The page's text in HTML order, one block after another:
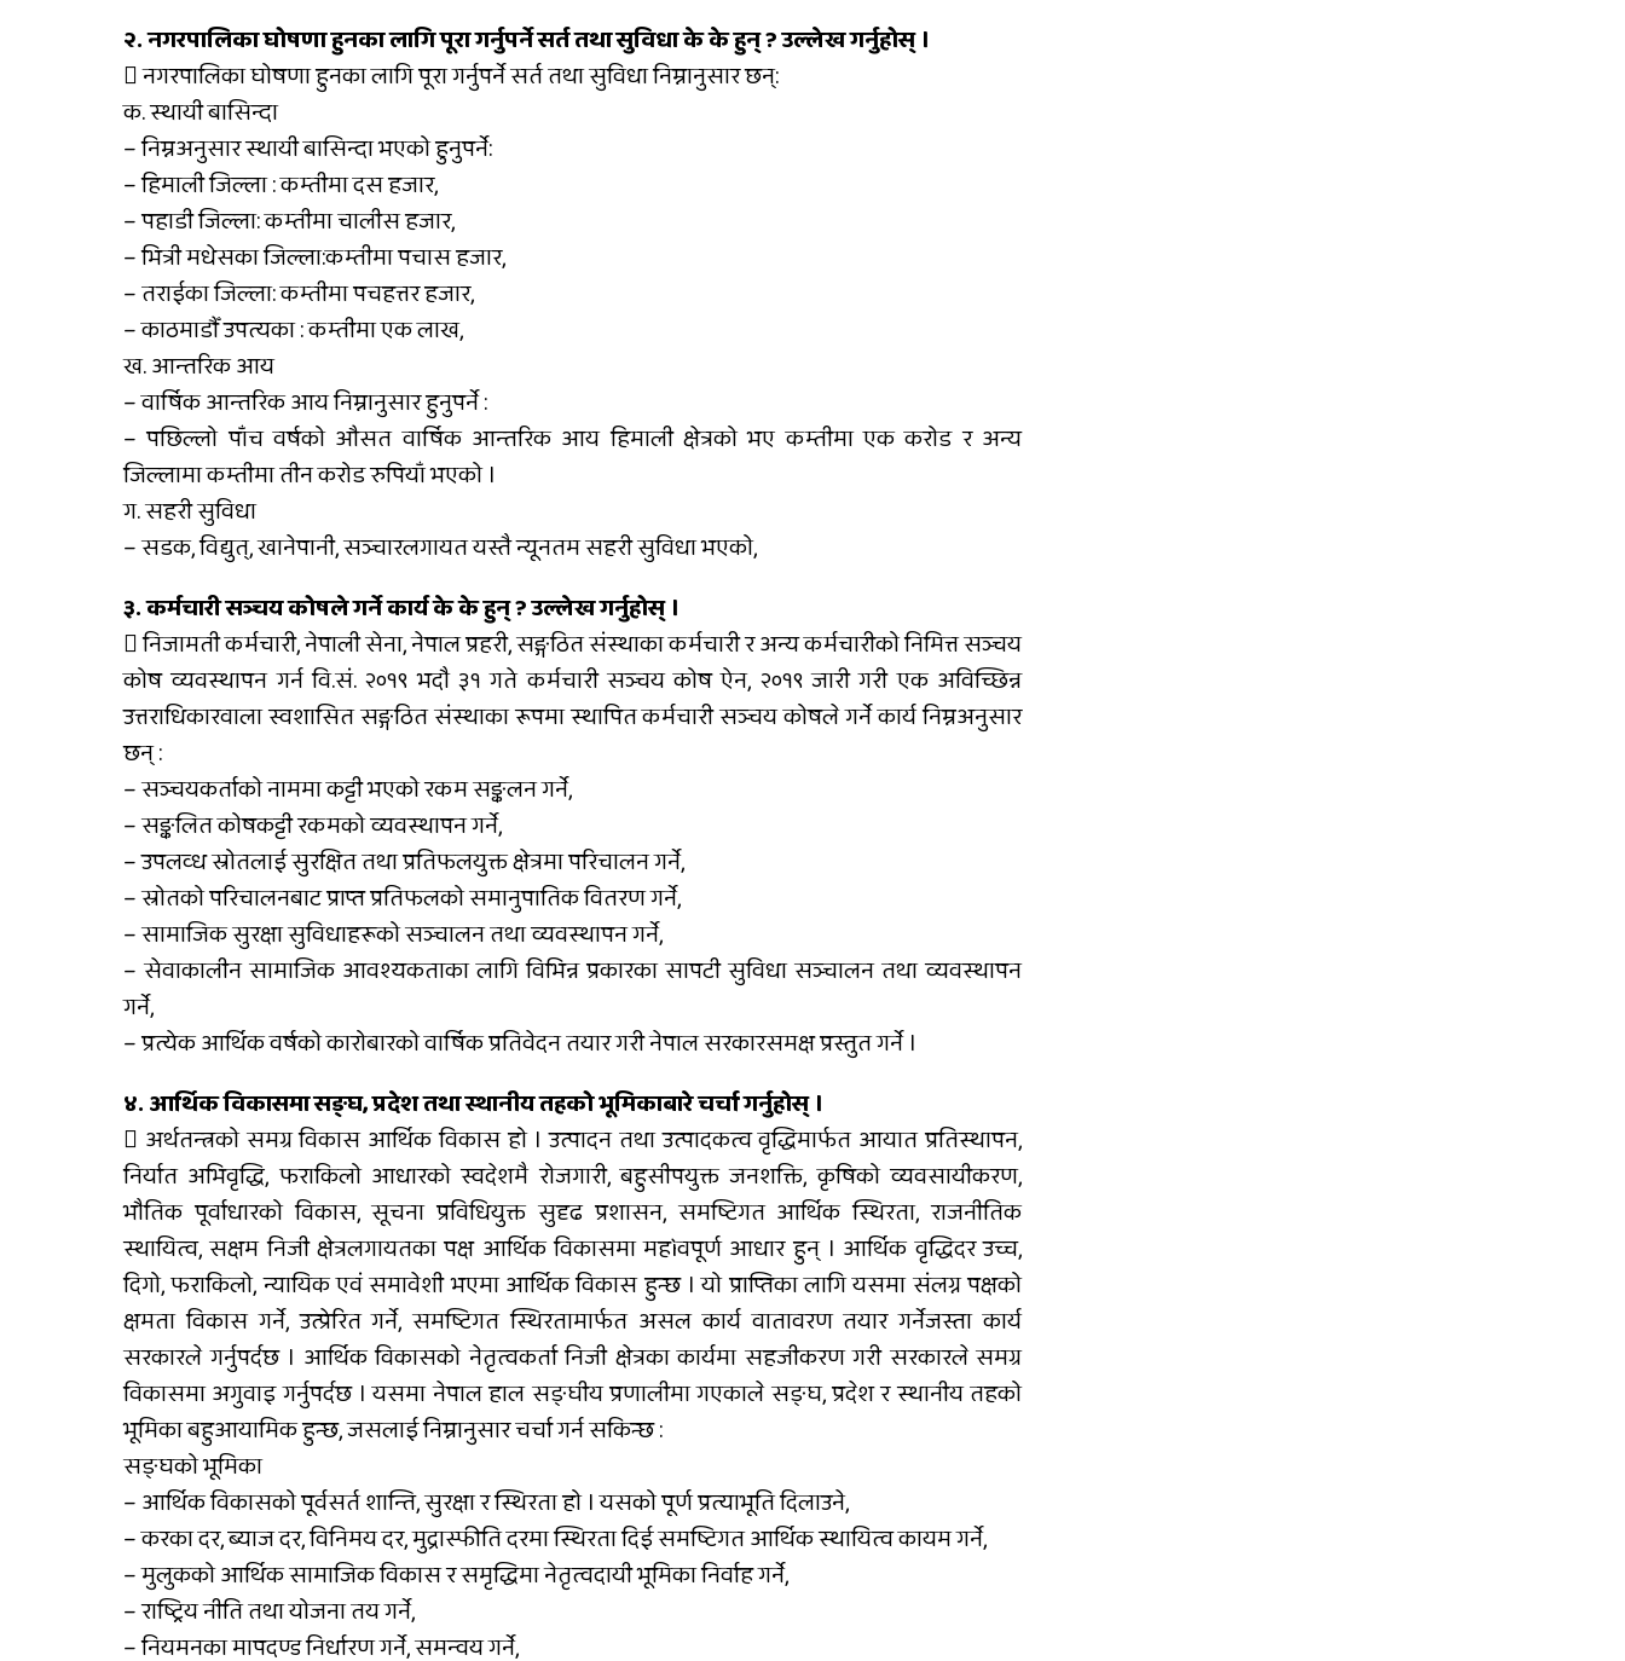
२. नगरपालिका घोषणा हुनका लागि पूरा गर्नुपर्ने सर्त तथा सुविधा के के हुन् ? उल्लेख गर्नुहोस् ।
 नगरपालिका घोषणा हुनका लागि पूरा गर्नुपर्ने सर्त तथा सुविधा निम्नानुसार छन्:
क. स्थायी बासिन्दा
– निम्नअनुसार स्थायी बासिन्दा भएको हुनुपर्ने:
– हिमाली जिल्ला : कम्तीमा दस हजार,
– पहाडी जिल्ला: कम्तीमा चालीस हजार,
– भित्री मधेसका जिल्ला:कम्तीमा पचास हजार,
– तराईका जिल्ला: कम्तीमा पचहत्तर हजार,
– काठमाडौँ उपत्यका : कम्तीमा एक लाख,
ख. आन्तरिक आय
– वार्षिक आन्तरिक आय निम्नानुसार हुनुपर्ने :
– पछिल्लो पाँच वर्षको औसत वार्षिक आन्तरिक आय हिमाली क्षेत्रको भए कम्तीमा एक करोड र अन्य
जिल्लामा कम्तीमा तीन करोड रुपियाँ भएको ।
ग. सहरी सुविधा
– सडक, विद्युत्, खानेपानी, सञ्चारलगायत यस्तै न्यूनतम सहरी सुविधा भएको,
३. कर्मचारी सञ्चय कोषले गर्ने कार्य के के हुन् ? उल्लेख गर्नुहोस् ।
 निजामती कर्मचारी, नेपाली सेना, नेपाल प्रहरी, सङ्गठित संस्थाका कर्मचारी र अन्य कर्मचारीको निमित्त सञ्चय
कोष व्यवस्थापन गर्न वि.सं. २०१९ भदौ ३१ गते कर्मचारी सञ्चय कोष ऐन, २०१९ जारी गरी एक अविच्छिन्न
उत्तराधिकारवाला स्वशासित सङ्गठित संस्थाका रूपमा स्थापित कर्मचारी सञ्चय कोषले गर्ने कार्य निम्नअनुसार
छन् :
– सञ्चयकर्ताको नाममा कट्टी भएको रकम सङ्कलन गर्ने,
– सङ्कलित कोषकट्टी रकमको व्यवस्थापन गर्ने,
– उपलव्ध स्रोतलाई सुरक्षित तथा प्रतिफलयुक्त क्षेत्रमा परिचालन गर्ने,
– स्रोतको परिचालनबाट प्राप्त प्रतिफलको समानुपातिक वितरण गर्ने,
– सामाजिक सुरक्षा सुविधाहरूको सञ्चालन तथा व्यवस्थापन गर्ने,
– सेवाकालीन सामाजिक आवश्यकताका लागि विभिन्न प्रकारका सापटी सुविधा सञ्चालन तथा व्यवस्थापन
गर्ने,
– प्रत्येक आर्थिक वर्षको कारोबारको वार्षिक प्रतिवेदन तयार गरी नेपाल सरकारसमक्ष प्रस्तुत गर्ने ।
४. आर्थिक विकासमा सङ्घ, प्रदेश तथा स्थानीय तहको भूमिकाबारे चर्चा गर्नुहोस् ।
 अर्थतन्त्रको समग्र विकास आर्थिक विकास हो । उत्पादन तथा उत्पादकत्व वृद्धिमार्फत आयात प्रतिस्थापन,
निर्यात अभिवृद्धि, फराकिलो आधारको स्वदेशमै रोजगारी, बहुसीपयुक्त जनशक्ति, कृषिको व्यवसायीकरण,
भौतिक पूर्वाधारको विकास, सूचना प्रविधियुक्त सुदृढ प्रशासन, समष्टिगत आर्थिक स्थिरता, राजनीतिक
स्थायित्व, सक्षम निजी क्षेत्रलगायतका पक्ष आर्थिक विकासमा महìवपूर्ण आधार हुन् । आर्थिक वृद्धिदर उच्च,
दिगो, फराकिलो, न्यायिक एवं समावेशी भएमा आर्थिक विकास हुन्छ । यो प्राप्तिका लागि यसमा संलग्न पक्षको
क्षमता विकास गर्ने, उत्प्रेरित गर्ने, समष्टिगत स्थिरतामार्फत असल कार्य वातावरण तयार गर्नेजस्ता कार्य
सरकारले गर्नुपर्दछ । आर्थिक विकासको नेतृत्वकर्ता निजी क्षेत्रका कार्यमा सहजीकरण गरी सरकारले समग्र
विकासमा अगुवाइ गर्नुपर्दछ । यसमा नेपाल हाल सङ्घीय प्रणालीमा गएकाले सङ्घ, प्रदेश र स्थानीय तहको
भूमिका बहुआयामिक हुन्छ, जसलाई निम्नानुसार चर्चा गर्न सकिन्छ :
सङ्घको भूमिका
– आर्थिक विकासको पूर्वसर्त शान्ति, सुरक्षा र स्थिरता हो । यसको पूर्ण प्रत्याभूति दिलाउने,
– करका दर, ब्याज दर, विनिमय दर, मुद्रास्फीति दरमा स्थिरता दिई समष्टिगत आर्थिक स्थायित्व कायम गर्ने,
– मुलुकको आर्थिक सामाजिक विकास र समृद्धिमा नेतृत्वदायी भूमिका निर्वाह गर्ने,
– राष्ट्रिय नीति तथा योजना तय गर्ने,
– नियमनका मापदण्ड निर्धारण गर्ने, समन्वय गर्ने,